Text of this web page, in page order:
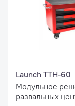
Launch TTH-60
Модульное
развальных